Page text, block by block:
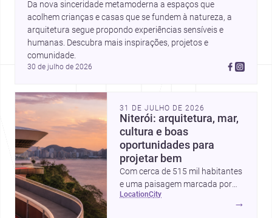
Da nova sinceridade metamoderna a espaços que
acolhem crianças e casas que se fundem à natureza, a
arquitetura segue propondo experiências sensíveis e
humanas. Descubra mais inspirações, projetos e
comunidade.
30 de julho de 2026
31 DE JULHO DE 2026
Niterói: arquitetura, mar,
cultura e boas
oportunidades para
projetar bem
Com cerca de 515 mil habitantes
e uma paisagem marcada por
ícones como o Museu de Arte
location city
→